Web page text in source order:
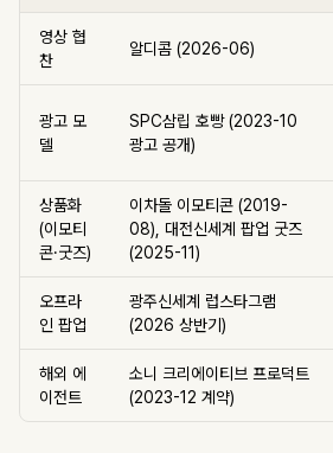
영상 협
찬
알디콤 (2026-06)
광고 모
델
SPC삼립 호빵 (2023-10
광고 공개)
상품화
(이모티
콘·굿즈)
이차돌 이모티콘 (2019-
08), 대전신세계 팝업 굿즈
(2025-11)
오프라
인 팝업
광주신세계 럽스타그램
(2026 상반기)
해외 에
이전트
소니 크리에이티브 프로덕트
(2023-12 계약)